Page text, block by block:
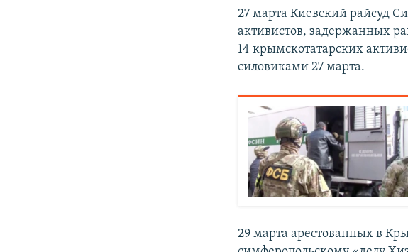
27 марта Киевский райсуд
активистов, задержанных
14 крымскотатарских
силовиками 27 марта.
29 марта арестованных в